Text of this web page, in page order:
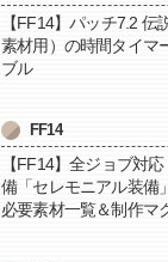
【FF14】パッチ7.2 伝
素材用）の時間タイマ
ブル
FF14
【FF14】全ジョブ対
備「セレモニアル装備
必要素材一覧＆制作マ